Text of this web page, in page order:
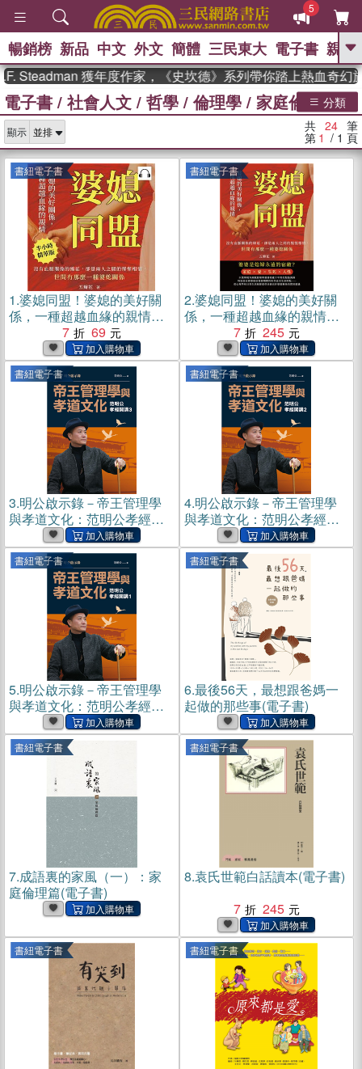
5
GO
熱搜： 東野圭吾 、 高希均教授回憶錄
、 The Odyssey 、 父親節 、 如果歷
國際布克
獎 臺灣漫遊錄 、 方念華 、 台灣的李
登輝時代 、 數學女孩：黎曼猜想
偉大的迷走神經
暢銷榜 新品 中文 外文 簡體 三民東大 電子書 親子
獲年度作家，《史坎德》系列帶你踏上熱血奇幻旅程
電子書 / 社會人文 / 哲學 /倫理學 / 家庭倫理 分類
顯示 共 24 筆
第 1 / 1 頁
書紐電子書
1.婆媳同盟！婆媳的美好關
係，一種超越血緣的親情：
沒有血脈關係的綿延，卻是
兩人之間的惺惺相惜，世間
有那麼一種婆媳關係【純有
聲】(電子書)
7 69
書紐電子書
2.婆媳同盟！婆媳的美好關
係，一種超越血緣的親情：
沒有血脈關係的綿延，卻是
兩人之間的惺惺相惜，世間
有那麼一種婆媳關係(電子書)
7 245
書紐電子書
3.明公啟示錄－帝王管理學
與孝道文化：范明公孝經開
講（3）(電子書)
書紐電子書
4.明公啟示錄－帝王管理學
與孝道文化：范明公孝經開
講2(電子書)
書紐電子書
5.明公啟示錄－帝王管理學
與孝道文化：范明公孝經開
講1(電子書)
書紐電子書
6.最後56天，最想跟爸媽一
起做的那些事(電子書)
書紐電子書
7.成語裏的家風（一）：家
庭倫理篇(電子書)
書紐電子書
8.袁氏世範白話讀本(電子書)
7
245
書紐電子書 書紐電子書